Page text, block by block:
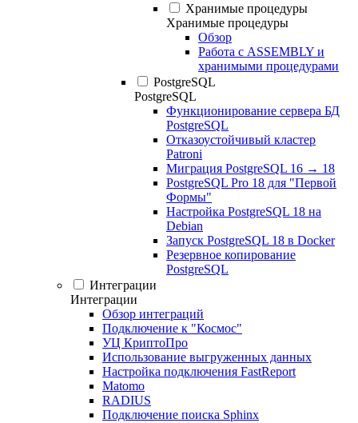
Хранимые процедуры
Хранимые процедуры
Обзор
Работа с ASSEMBLY и
хранимыми процедурами
PostgreSQL
PostgreSQL
Функционирование сервера БД
PostgreSQL
Отказоустойчивый кластер
Patroni
Миграция PostgreSQL 16 → 18
PostgreSQL Pro 18 для "Первой
Формы"
Настройка PostgreSQL 18 на
Debian
Запуск PostgreSQL 18 в Docker
Резервное копирование
PostgreSQL
Интеграции
Интеграции
Обзор интеграций
Подключение к "Космос"
УЦ КриптоПро
Использование выгруженных данных
Настройка подключения FastReport
Matomo
RADIUS
Подключение поиска Sphinx